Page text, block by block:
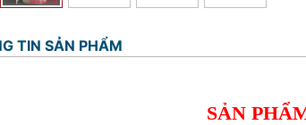
TIN SẢN PHẨM
SẢN